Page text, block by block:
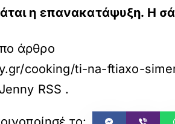
η επανακατάψυξη. Η
άρθρο
cooking/ti-na-ftiaxo-
Jenny RSS .